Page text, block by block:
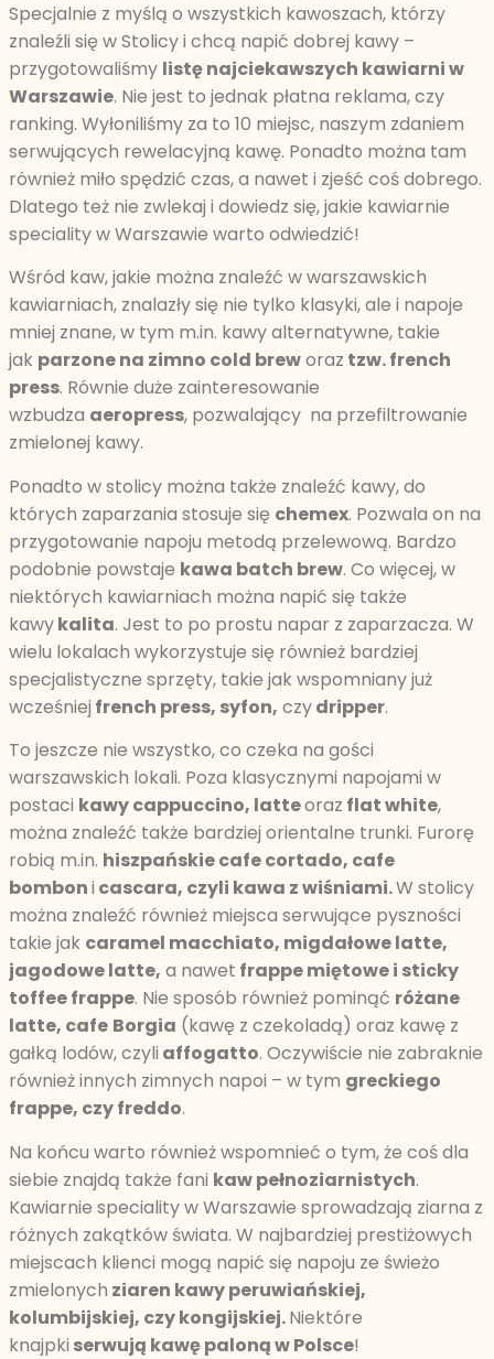
Specjalnie z myślą o wszystkich kawoszach, którzy
znaleźli się w Stolicy i chcą napić dobrej kawy –
przygotowaliśmy listę najciekawszych kawiarni w
Warszawie. Nie jest to jednak płatna reklama, czy
ranking. Wyłoniliśmy za to 10 miejsc, naszym zdaniem
serwujących rewelacyjną kawę. Ponadto można tam
również miło spędzić czas, a nawet i zjeść coś dobrego.
Dlatego też nie zwlekaj i dowiedz się, jakie kawiarnie
speciality w Warszawie warto odwiedzić!
Wśród kaw, jakie można znaleźć w warszawskich
kawiarniach, znalazły się nie tylko klasyki, ale i napoje
mniej znane, w tym m.in. kawy alternatywne, takie
jak parzone na zimno cold breworaz tzw. french
press. Równie duże zainteresowanie
wzbudza aeropress, pozwalający na przefiltrowanie
zmielonej kawy.
Ponadto w stolicy można także znaleźć kawy, do
których zaparzania stosuje się chemex. Pozwala on na
przygotowanie napoju metodą przelewową. Bardzo
podobnie powstaje kawa batch brew. Co więcej, w
niektórych kawiarniach można napić się także
kawykalita. Jest to po prostu napar z zaparzacza. W
wielu lokalach wykorzystuje się również bardziej
specjalistyczne sprzęty, takie jak wspomniany już
wcześniej french press, syfon, czydripper.
To jeszcze nie wszystko, co czeka na gości
warszawskich lokali. Poza klasycznymi napojami w
postaci kawy cappuccino, latteoraz flat white,
można znaleźć także bardziej orientalne trunki. Furorę
robią m.in. hiszpańskie cafe cortado, cafe
bomboni cascara, czyli kawa z wiśniami.W stolicy
można znaleźć również miejsca serwujące pyszności
takie jak caramel macchiato, migdałowe latte,
jagodowe latte, a nawet frappe miętowe i sticky
toffee frappe. Nie sposób również pominąć różane
latte, cafe Borgia (kawę z czekoladą) oraz kawę z
gałką lodów, czyli affogatto. Oczywiście nie zabraknie
również innych zimnych napoi – w tym greckiego
frappe, czy freddo.
Na końcu warto również wspomnieć o tym, że coś dla
siebie znajdą także fani kaw pełnoziarnistych.
Kawiarnie speciality w Warszawie sprowadzają ziarna z
różnych zakątków świata. W najbardziej prestiżowych
miejscach klienci mogą napić się napoju ze świeżo
zmielonych ziaren kawy peruwiańskiej,
kolumbijskiej, czy kongijskiej.Niektóre
knajpki serwują kawę paloną w Polsce!